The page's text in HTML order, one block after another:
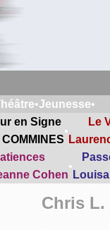
•Jeunesse•
en Signe
•
Le
Cohen
•
Chris L.